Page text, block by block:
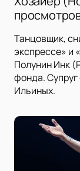
Танцовщик,
экспрессе» и
Полунин Инк
фонда.
Ильиных.